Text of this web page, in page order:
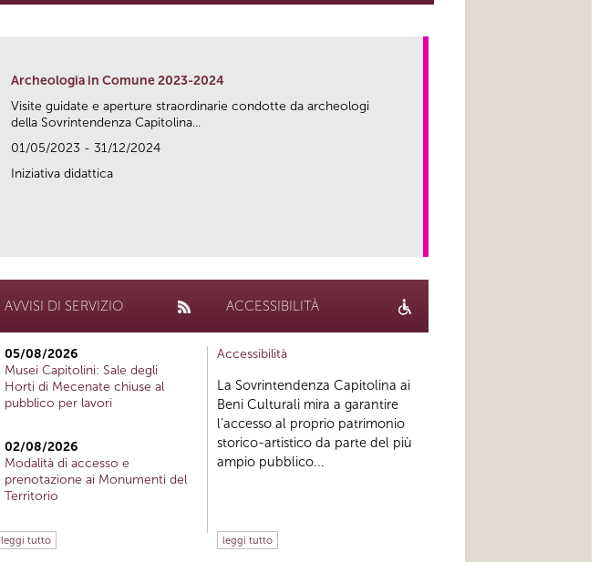
Archeologia in Comune 2023-2024
Visite guidate e aperture straordinarie condotte da archeologi
della Sovrintendenza Capitolina...
01/05/2023 - 31/12/2024
Iniziativa didattica
AVVISI DI SERVIZIO
05/08/2026
Musei Capitolini: Sale degli
Horti di Mecenate chiuse al
pubblico per lavori
02/08/2026
Modalità di accesso e
prenotazione ai Monumenti del
Territorio
leggi tutto
ACCESSIBILITÀ
Accessibilità
La Sovrintendenza Capitolina ai
Beni Culturali mira a garantire
l’accesso al proprio patrimonio
storico-artistico da parte del più
ampio pubblico...
leggi tutto